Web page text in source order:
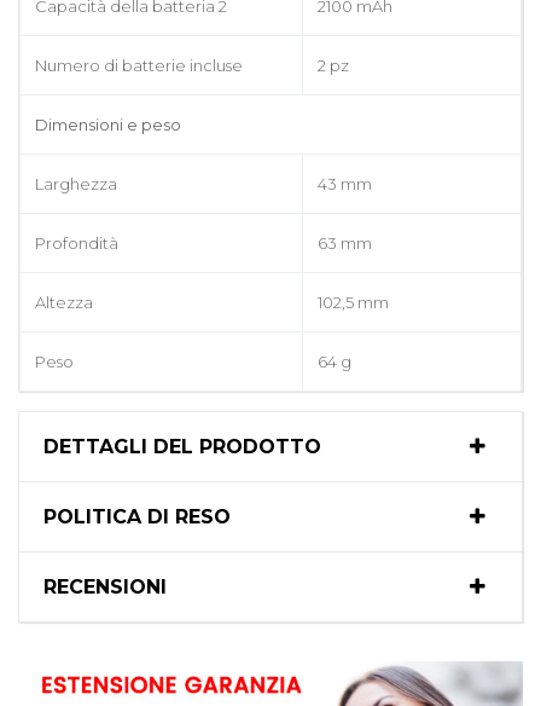
Capacità della batteria 2 2100 mAh
Numero di batterie incluse 2 pz
Dimensioni e peso
Larghezza 43 mm
Profondità 63 mm
Altezza 102,5 mm
Peso 64 g
DETTAGLI DEL PRODOTTO
POLITICA DI RESO
RECENSIONI